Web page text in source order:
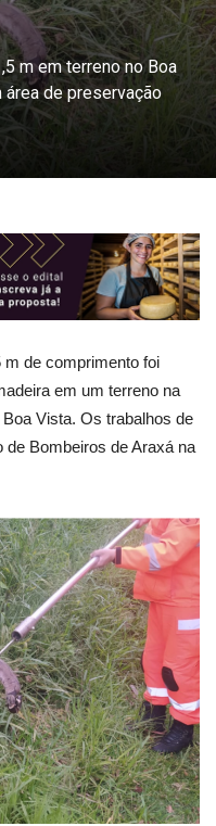
m em terreno no Boa
de preservação
m de comprimento foi
em um terreno na
Vista. Os trabalhos de
de Bombeiros de Araxá na